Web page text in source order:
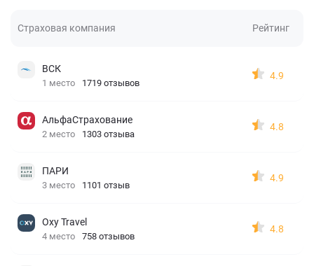
Страховая компания Рейтинг
ВСК
1 место 1719 отзывов
4.9
АльфаСтрахование
2 место 1303 отзыва
4.8
ПАРИ
3 место 1101 отзыв
4.9
Oxy Travel
4 место 758 отзывов
4.8